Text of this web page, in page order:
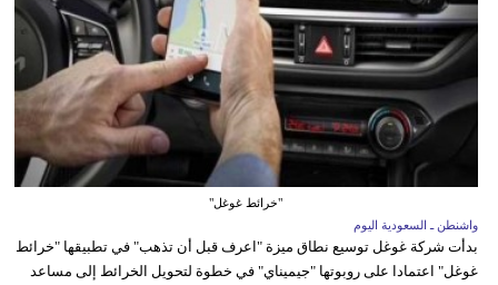
"خرائط غوغل"
واشنطن ـ السعودية اليوم
بدأت شركة غوغل توسيع نطاق ميزة "اعرف قبل أن تذهب" في تطبيقها "خرائط
غوغل" اعتمادا على روبوتها "جيميناي" في خطوة لتحويل الخرائط إلى مساعد